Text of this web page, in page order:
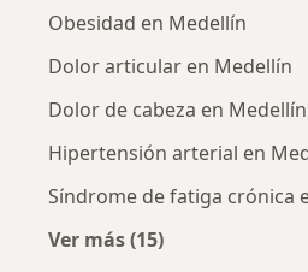
Obesidad en Medellín
Dolor articular en Medellín
Dolor de cabeza en Medellín
Hipertensión arterial en
Síndrome de fatiga crónica
Ver más (15)